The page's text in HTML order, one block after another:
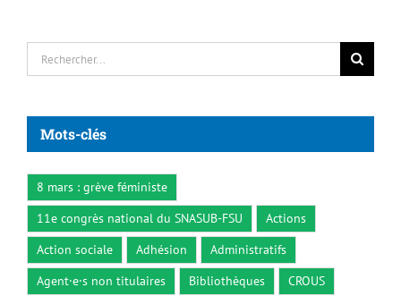
Rechercher:
Mots-clés
8 mars : grève féministe
11e congrès national du SNASUB-FSU
Actions
Action sociale
Adhésion
Administratifs
Agent·e·s non titulaires
Bibliothèques
CROUS